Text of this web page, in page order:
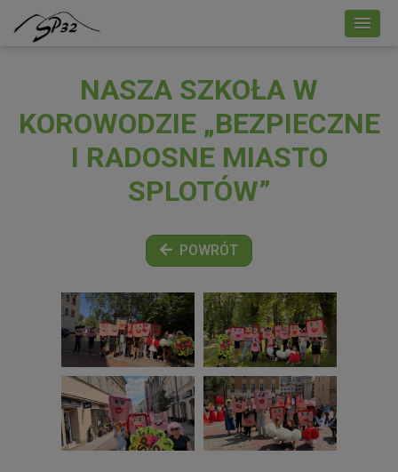
NASZA SZKOŁA W
KOROWODZIE „BEZPIECZNE
I RADOSNE MIASTO
SPLOTÓW”
POWRÓT